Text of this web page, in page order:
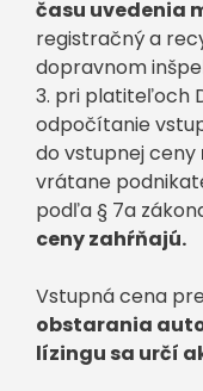
času uvedenia
registračný a
dopravnom
3. pri platiteľoch
odpočítanie
do vstupnej ceny
vrátane
podľa § 7a
ceny zahŕňajú.
Vstupná cena
obstarania
lízingu sa určí